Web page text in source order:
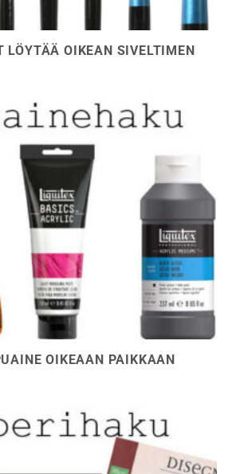
LÖYTÄÄ OIKEAN SIVELTIMEN
OIKEAAN PAIKKAAN